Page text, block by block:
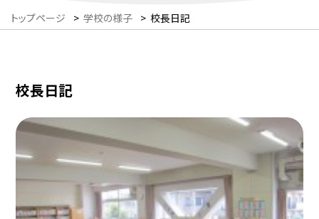
トップページ > 学校の様子 > 校長日記
校長日記